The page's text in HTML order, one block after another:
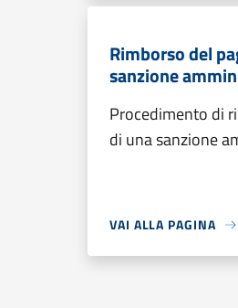
Rimborso del
sanzione
Procedimento di
di una sanzione
VAI ALLA PAGINA